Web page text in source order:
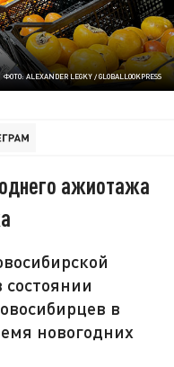
ФОТО: ALEXANDER LEGKY / GLOBALLOOKPRESS
ажиотажа
в
новогодних